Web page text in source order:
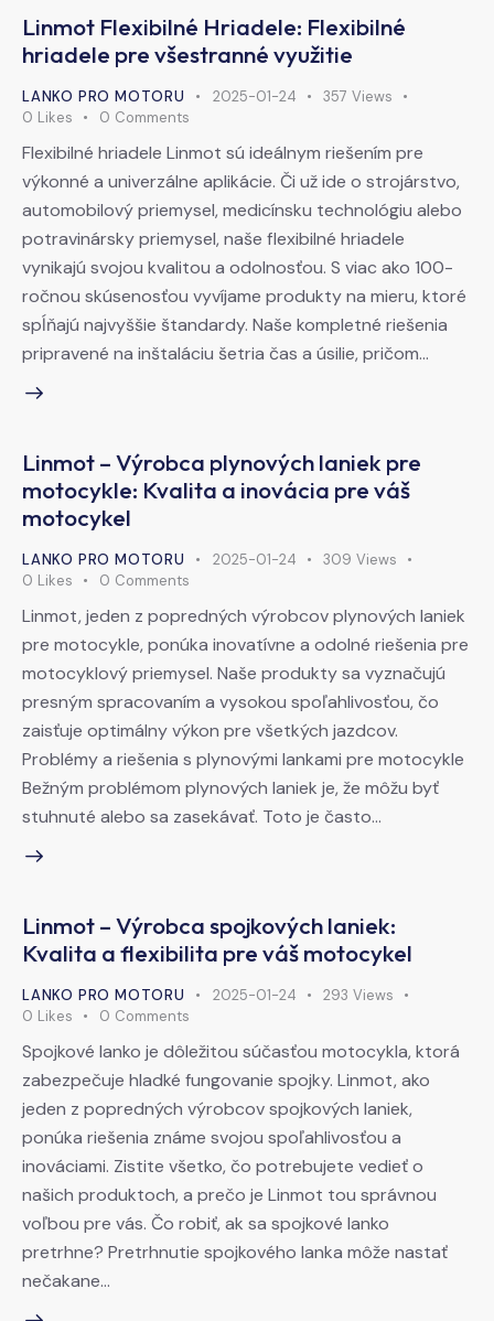
Linmot Flexibilné Hriadele: Flexibilné
hriadele pre všestranné využitie
LANKO PRO MOTORU 2025-01-24 357 Views
0 Likes 0 Comments
Flexibilné hriadele Linmot sú ideálnym riešením pre
výkonné a univerzálne aplikácie. Či už ide o strojárstvo,
automobilový priemysel, medicínsku technológiu alebo
potravinársky priemysel, naše flexibilné hriadele
vynikajú svojou kvalitou a odolnosťou. S viac ako 100-
ročnou skúsenosťou vyvíjame produkty na mieru, ktoré
spĺňajú najvyššie štandardy. Naše kompletné riešenia
pripravené na inštaláciu šetria čas a úsilie, pričom…
Linmot – Výrobca plynových laniek pre
motocykle: Kvalita a inovácia pre váš
motocykel
LANKO PRO MOTORU 2025-01-24 309 Views
0 Likes 0 Comments
Linmot, jeden z popredných výrobcov plynových laniek
pre motocykle, ponúka inovatívne a odolné riešenia pre
motocyklový priemysel. Naše produkty sa vyznačujú
presným spracovaním a vysokou spoľahlivosťou, čo
zaisťuje optimálny výkon pre všetkých jazdcov.
Problémy a riešenia s plynovými lankami pre motocykle
Bežným problémom plynových laniek je, že môžu byť
stuhnuté alebo sa zasekávať. Toto je často…
Linmot – Výrobca spojkových laniek:
Kvalita a flexibilita pre váš motocykel
LANKO PRO MOTORU 2025-01-24 293 Views
0 Likes 0 Comments
Spojkové lanko je dôležitou súčasťou motocykla, ktorá
zabezpečuje hladké fungovanie spojky. Linmot, ako
jeden z popredných výrobcov spojkových laniek,
ponúka riešenia známe svojou spoľahlivosťou a
inováciami. Zistite všetko, čo potrebujete vedieť o
našich produktoch, a prečo je Linmot tou správnou
voľbou pre vás. Čo robiť, ak sa spojkové lanko
pretrhne? Pretrhnutie spojkového lanka môže nastať
nečakane…